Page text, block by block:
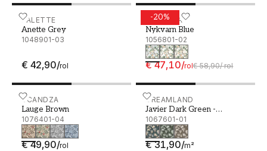
PALETTE
Anette Grey
1048901-03
€ 42,90/rol
Anette Grey - 1048901-03 -20%
SCANDZA
Nykvarn Blue
1056801-02
€ 47,10/rol€ 58,90/rol
Nykvarn Blue - 1056801-
SCANDZA
Lauge Brown
1076401-04
€ 49,90/rol
Lauge Brown - 1076401-04DREAMLAND
Javier Dark Green -
1067601-01
1067601-01
€ 31,90/m²
Javier Dark Green -